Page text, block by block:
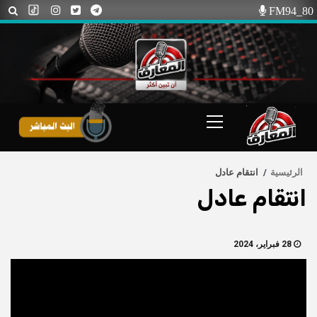
Skip
to
content
FM94_80
Menu
الرئيسية انتقام عادل
انتقام عادل